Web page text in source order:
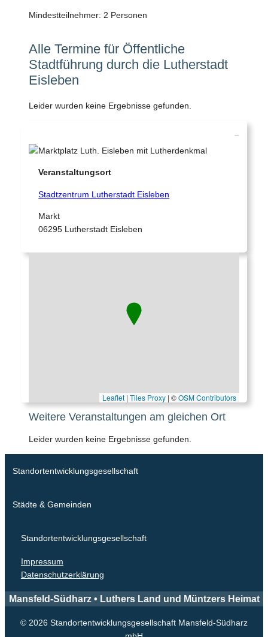
Mindestteilnehmer: 2 Personen
Alle Termine für Öffentliche
Stadtführung durch die Lutherstadt
Eisleben
Leider wurden keine Ergebnisse gefunden.
–
Veranstaltungsort
Stadtzentrum Lutherstadt Eisleben
Markt
06295 Lutherstadt Eisleben
Leaflet| Tiles Proxy| ©OSM Contributors
Weitere Veranstaltungen am gleichen Ort
Leider wurden keine Ergebnisse gefunden.
Standortentwicklungsgesellschaft
Städte & Gemeinden
Standortentwicklungsgesellschaft
Impressum
Datenschutzerklärung
Mansfeld-Südharz • Luthers Land und Müntzers Heimat
© 2026 Standortentwicklungsgesellschaft Mansfeld-Südharz